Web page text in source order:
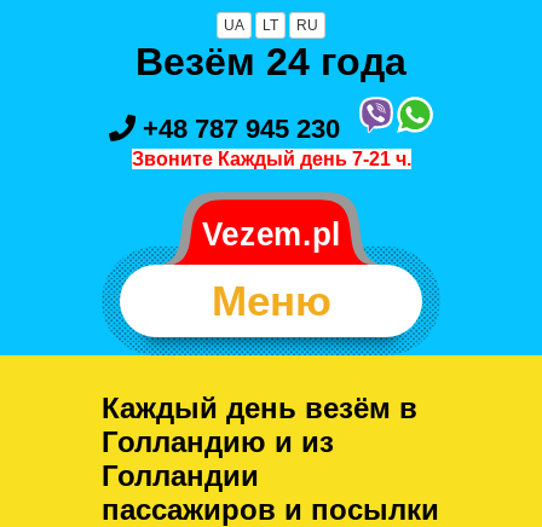
UA LT RU
Везём 24 года
+48 787 945 230
Звоните Каждый день 7-21 ч.
Меню
Каждый день везём в
Голландию и из
Голландии
пассажиров и посылки